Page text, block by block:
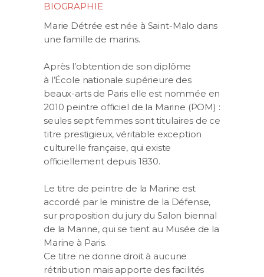
BIOGRAPHIE
Marie Détrée est née à Saint-Malo dans
une famille de marins.
Après l’obtention de son diplôme
à l’École nationale supérieure des
beaux-arts de Paris elle est nommée en
2010 peintre officiel de la Marine (POM) :
seules sept femmes sont titulaires de ce
titre prestigieux, véritable exception
culturelle française, qui existe
officiellement depuis 1830.
Le titre de peintre de la Marine est
accordé par le ministre de la Défense,
sur proposition du jury du Salon biennal
de la Marine, qui se tient au Musée de la
Marine à Paris.
Ce titre ne donne droit à aucune
rétribution mais apporte des facilités